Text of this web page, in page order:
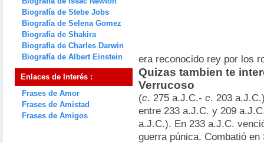
Biografía de Stebe Jobs
Biografía de Selena Gomez
Biografía de Shakira
Biografía de Charles Darwin
Biografía de Albert Einstein
Enlaces de Interés :
Frases de Amor
Frases de Amistad
Frases de Amigos
era reconocido rey por los
Quizas tambien te
Verrucoso
(c. 275 a.J.C.- c. 203
entre 233 a.J.C. y 209
a.J.C.). En 233 a.J.C.
guerra púnica. Combatió